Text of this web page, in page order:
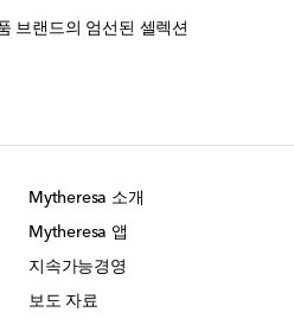
브랜드의 엄선된 셀렉션
Mytheresa 소개
Mytheresa 앱
지속가능경영
보도 자료